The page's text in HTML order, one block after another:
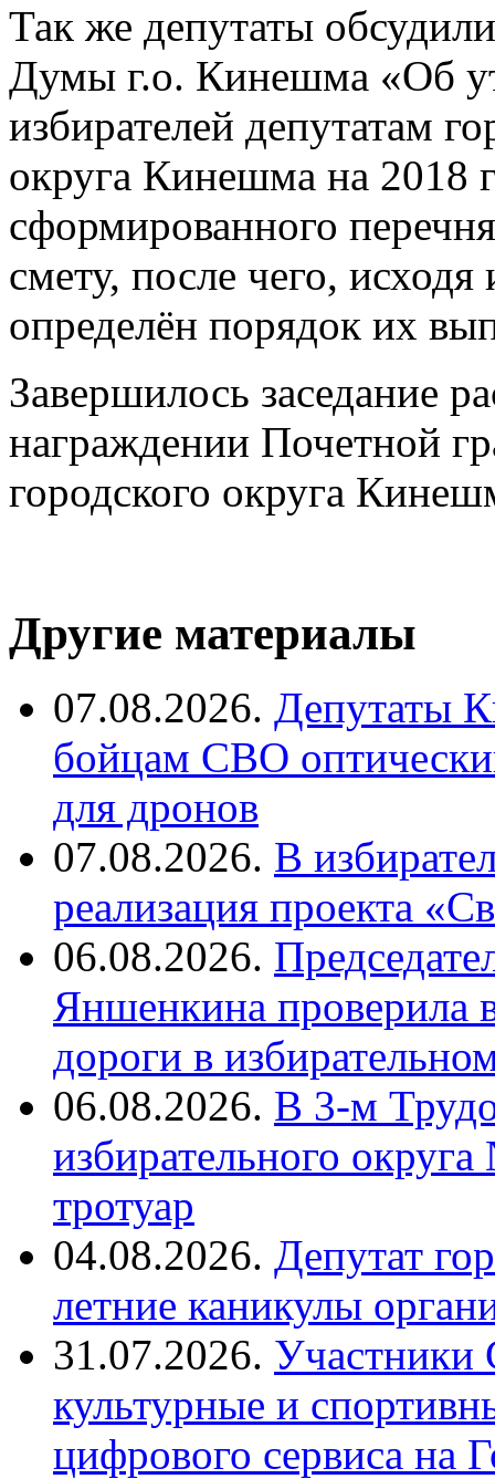
Так же депутаты
Думы г.о. Кинешма «Об
избирателей депутатам
округа Кинешма на 2018
сформированного
смету, после чего,
определён порядок их
Завершилось заседание
награждении Почетной
городского округа
Другие материалы
07.08.2026. Депутаты
бойцам СВО
для дронов
07.08.2026. В
реализация проекта
06.08.2026.
Яншенкина проверила
дороги в
06.08.2026. В 3-м
избирательного
тротуар
04.08.2026. Депутат
летние каникулы
31.07.2026.
культурные и
цифрового сервиса на